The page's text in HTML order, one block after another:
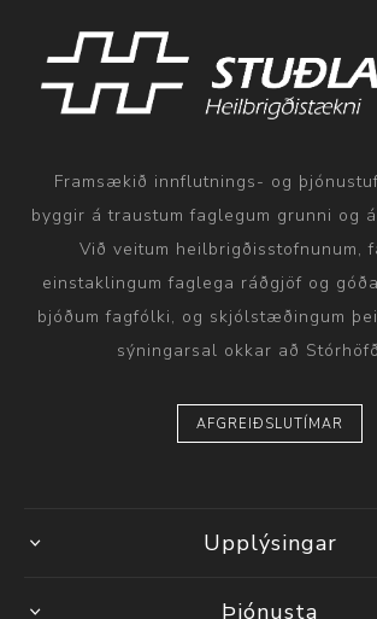
Framsækið innflutnings- og
byggir á traustum faglegum grunni og
Við veitum heilbrigðisstofnunum,
einstaklingum faglega ráðgjöf og
bjóðum fagfólki, og skjólstæðingum
sýningarsal okkar að
AFGREIÐSLUTÍMAR
Upplýsingar
Þjónusta